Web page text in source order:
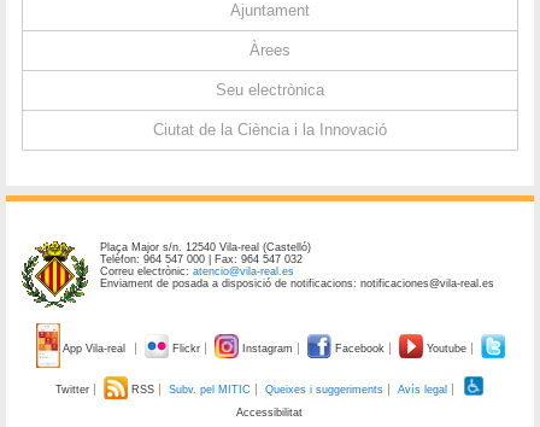
Ajuntament
Àrees
Seu electrònica
Ciutat de la Ciència i la Innovació
Plaça Major s/n. 12540 Vila-real (Castelló)
Telèfon: 964 547 000 | Fax: 964 547 032
Correu electrònic:atencio@vila-real.es
Enviament de posada a disposició de notificacions: notificaciones@vila-real.es
App Vila-real Flickr Instagram Facebook Youtube
Twitter RSS Subv. pel MITIC Queixes i suggeriments
Avís legal
Accessibilitat